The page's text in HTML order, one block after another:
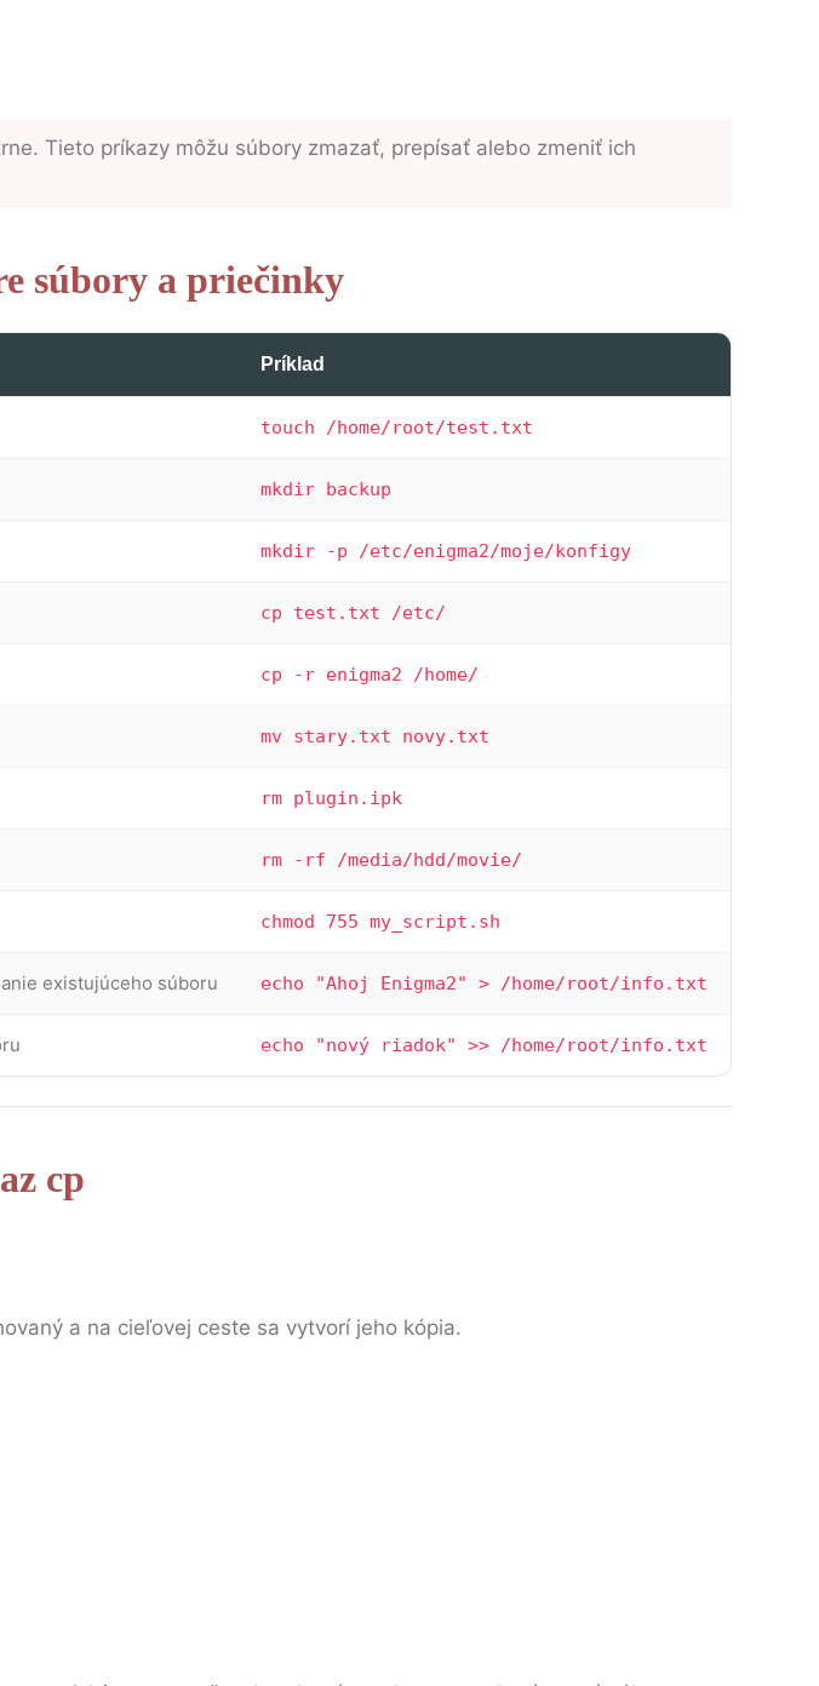
Tieto príkazy môžu súbory zmazať, prepísať alebo zmeniť ich
súbory a priečinky
Príklad
touch /home/root/test.txt
mkdir backup
mkdir -p /etc/enigma2/moje/konfigy
cp test.txt /etc/
cp -r enigma2 /home/
mv stary.txt novy.txt
rm plugin.ipk
rm -rf /media/hdd/movie/
chmod 755 my_script.sh
existujúceho súboru echo "Ahoj Enigma2" > /home/root/info.txt
echo "nový riadok" >> /home/root/info.txt
cp
a na cieľovej ceste sa vytvorí jeho kópia.